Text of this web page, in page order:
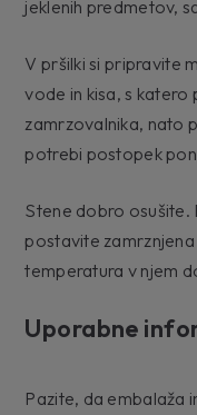
jeklenih predmetov,
V pršilki si pripravite
vode in kisa, s katero
zamrzovalnika, nato
potrebi postopek
Stene dobro osušite.
postavite
temperatura v njem
Uporabne
Pazite, da embalaža